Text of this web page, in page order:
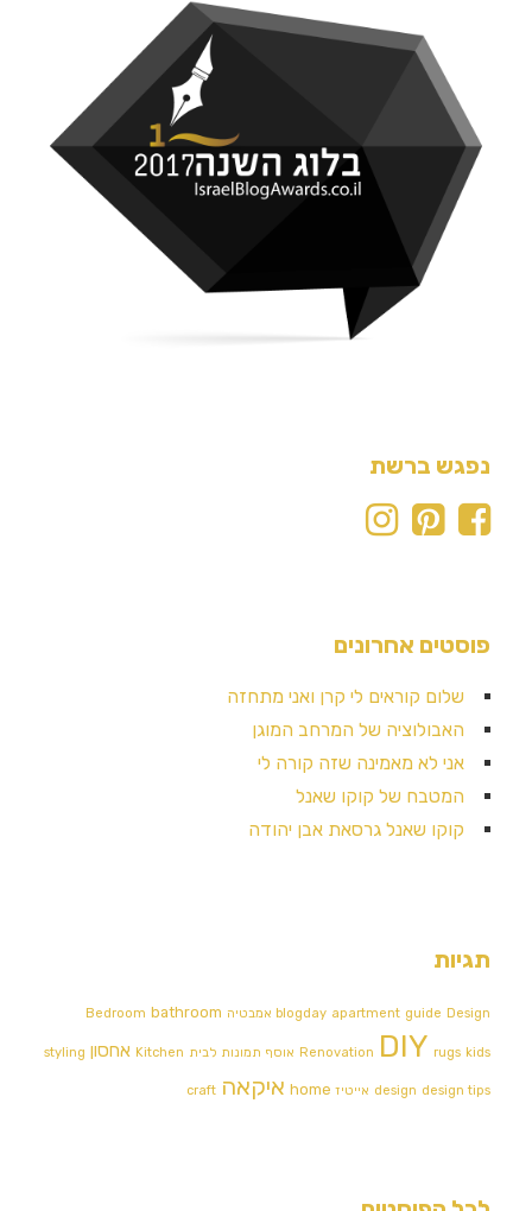
נפגש ברשת
פוסטים אחרונים
שלום קוראים לי קרן ואני מתחזה
האבולוציה של המרחב המוגן
אני לא מאמינה שזה קורה לי
המטבח של קוקו שאנל
קוקו שאנל גרסאת אבן יהודה
תגיות
blogday apartment guide Design אמבטיה Bedroom bathroom
Renovation DIY rugs kids אוסף תמונות לבית Kitchen אחסון styling
design design tips אייטיז home איקאה craft